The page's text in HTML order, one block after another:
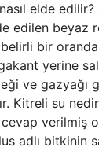
elde edilir?
edilen beyaz
bir
yerine
ve gazyağı
Kitreli su
verilmiş
adlı bitkinin